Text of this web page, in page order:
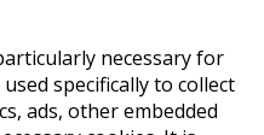
necessary for
specifically to collect
ads, other embedded